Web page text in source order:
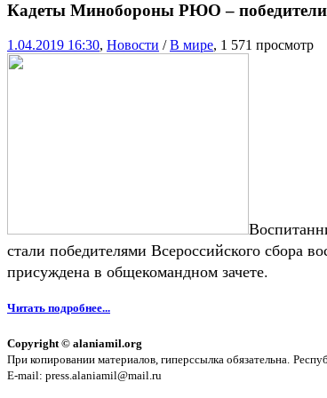
Кадеты Минобороны РЮО – победители
1.04.2019 16:30, Новости /В мире, 1 571 просмотр
стали победителями Всероссийского сбора
присуждена в общекомандном зачете.
Читать подробнее...
Copyright © alaniamil.org
При копировании материалов, гиперссылка обязательна.
E-mail: press.alaniamil@mail.ru